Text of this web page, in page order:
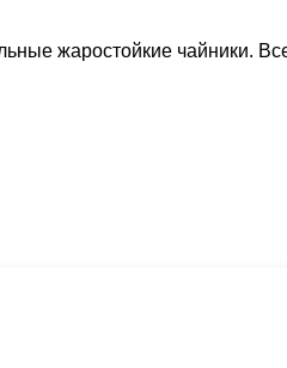
жаростойкие чайники.